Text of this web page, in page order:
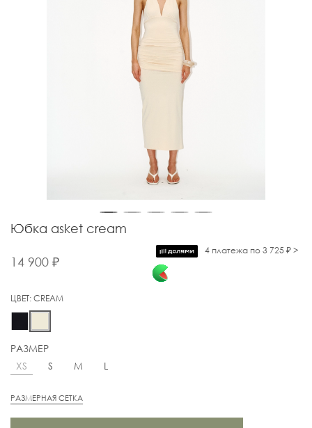
Юбка asket cream
14 900 ₽
4 платежа по 3 725 ₽ >
ЦВЕТ:CREAM
РАЗМЕР
XS
S M L
РАЗМЕРНАЯ СЕТКА